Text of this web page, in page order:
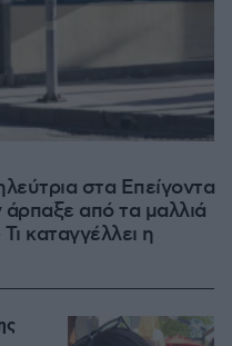
στα Επείγοντα
από τα μαλλιά
καταγγέλλει η